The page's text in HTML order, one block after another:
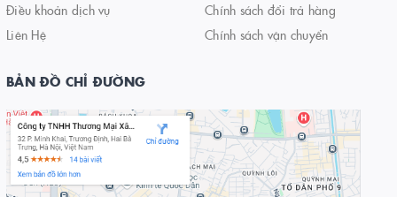
Điều khoản dịch vụ
Liên Hệ
Chính sách đổi trả hàng
Chính sách vận chuyển
BẢN ĐỒ CHỈ ĐƯỜNG